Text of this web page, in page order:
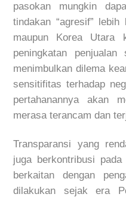
pasokan mungkin
tindakan “agresif”
maupun Korea Utara
peningkatan
menimbulkan dilema
sensitifitas terhadap
pertahanannya akan
merasa terancam dan
Transparansi yang
juga berkontribusi
berkaitan dengan
dilakukan sejak era